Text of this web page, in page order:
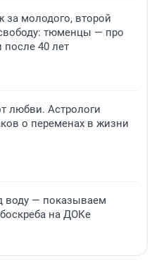
молодого, второй
тюменцы — про
40 лет
любви. Астрологи
о переменах в жизни
воду — показываем
на ДОКе